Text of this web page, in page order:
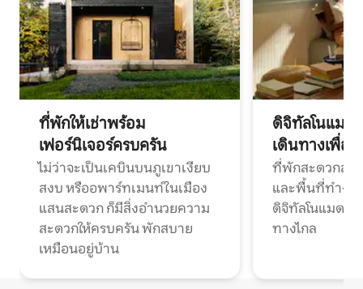
ที่พักให้เช่าพร้อม
เฟอร์นิเจอร์ครบครัน
ไม่ว่าจะเป็นเคบินบนภูเขาเงียบ
สงบ หรืออพาร์ทเมนท์ในเมือง
แสนสะดวก ก็มีสิ่งอำนวยความ
สะดวกให้ครบครัน พักสบาย
เหมือนอยู่บ้าน
ดิจิทัลโนแมด
เดินทางเพื่อ
ที่พักสะดวกสบ
และพื้นที่ทำงา
ดิจิทัลโนแมดแ
ทางไกล